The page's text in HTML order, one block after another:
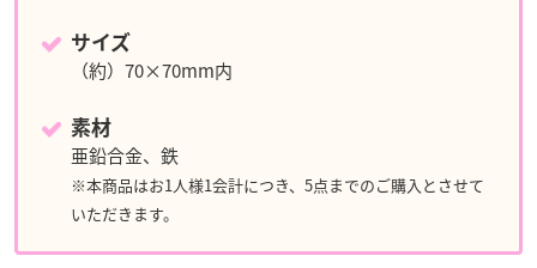
サイズ
（約）70×70mm内
素材
亜鉛合金、鉄
※本商品はお1人様1会計につき、5点までのご購入とさせて
いただきます。